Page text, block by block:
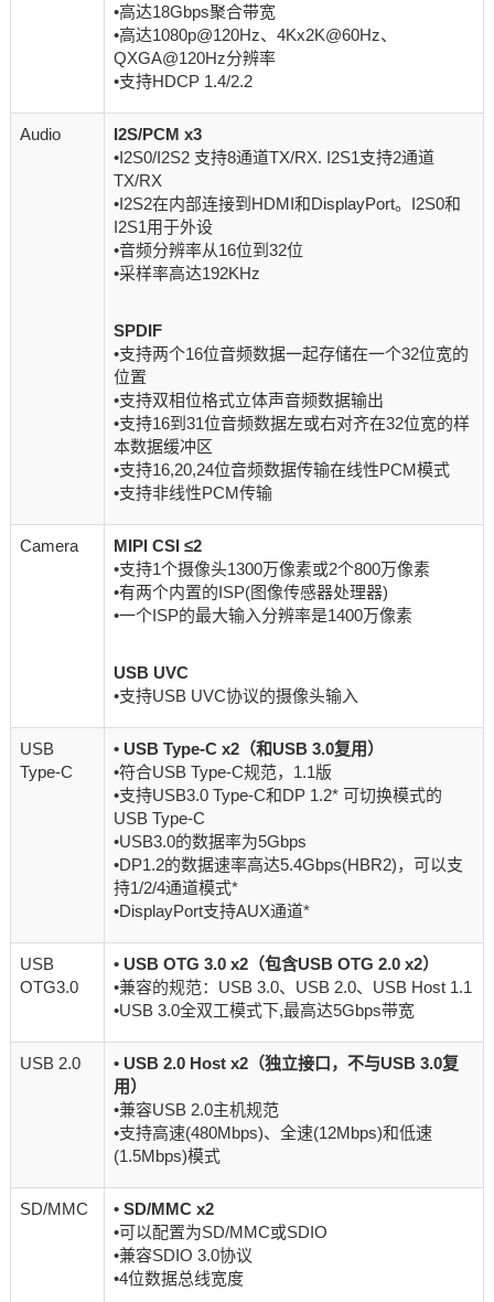
•高达18Gbps聚合带宽
•高达1080p@120Hz、4Kx2K@60Hz、
QXGA@120Hz分辨率
•支持HDCP 1.4/2.2
Audio
I2S/PCM x3
•I2S0/I2S2 支持8通道TX/RX. I2S1支持2通道
TX/RX
•I2S2在内部连接到HDMI和DisplayPort。I2S0和
I2S1用于外设
•音频分辨率从16位到32位
•采样率高达192KHz
SPDIF
•支持两个16位音频数据一起存储在一个32位宽的
位置
•支持双相位格式立体声音频数据输出
•支持16到31位音频数据左或右对齐在32位宽的样
本数据缓冲区
•支持16,20,24位音频数据传输在线性PCM模式
•支持非线性PCM传输
Camera
MIPI CSI ≤2
•支持1个摄像头1300万像素或2个800万像素
•有两个内置的ISP(图像传感器处理器)
•一个ISP的最大输入分辨率是1400万像素
USB UVC
•支持USB UVC协议的摄像头输入
USB
Type-C
• USB Type-C x2（和USB 3.0复用）
•符合USB Type-C规范，1.1版
•支持USB3.0 Type-C和DP 1.2* 可切换模式的
USB Type-C
•USB3.0的数据率为5Gbps
•DP1.2的数据速率高达5.4Gbps(HBR2)，可以支
持1/2/4通道模式*
•DisplayPort支持AUX通道*
USB
OTG3.0
• USB OTG 3.0 x2（包含USB OTG 2.0 x2）
•兼容的规范：USB 3.0、USB 2.0、USB Host 1.1
•USB 3.0全双工模式下,最高达5Gbps带宽
USB 2.0 • USB 2.0 Host x2（独立接口，不与USB 3.0复
用）
•兼容USB 2.0主机规范
•支持高速(480Mbps)、全速(12Mbps)和低速
(1.5Mbps)模式
SD/MMC • SD/MMC x2
•可以配置为SD/MMC或SDIO
•兼容SDIO 3.0协议
•4位数据总线宽度